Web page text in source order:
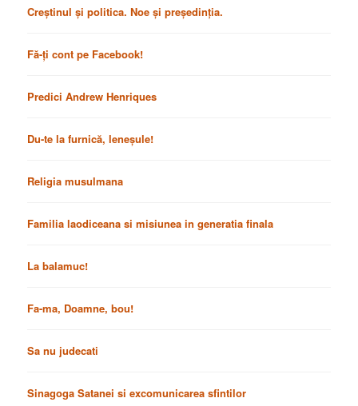
Creștinul și politica. Noe și președinția.
Fă-ți cont pe Facebook!
Predici Andrew Henriques
Du-te la furnică, leneșule!
Religia musulmana
Familia laodiceana si misiunea in generatia finala
La balamuc!
Fa-ma, Doamne, bou!
Sa nu judecati
Sinagoga Satanei si excomunicarea sfintilor